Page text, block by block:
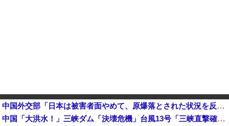
中国外交部「日本は被害者面やめて、原爆落とされた状況を反省すべき」
中国「大洪水！」三峡ダム「決壊危機」台風13号「三峡直撃確定」日本「最も強い勢力で接近！（伊勢湾台風級」台風13号と15号「中国本土でぶつかり合...